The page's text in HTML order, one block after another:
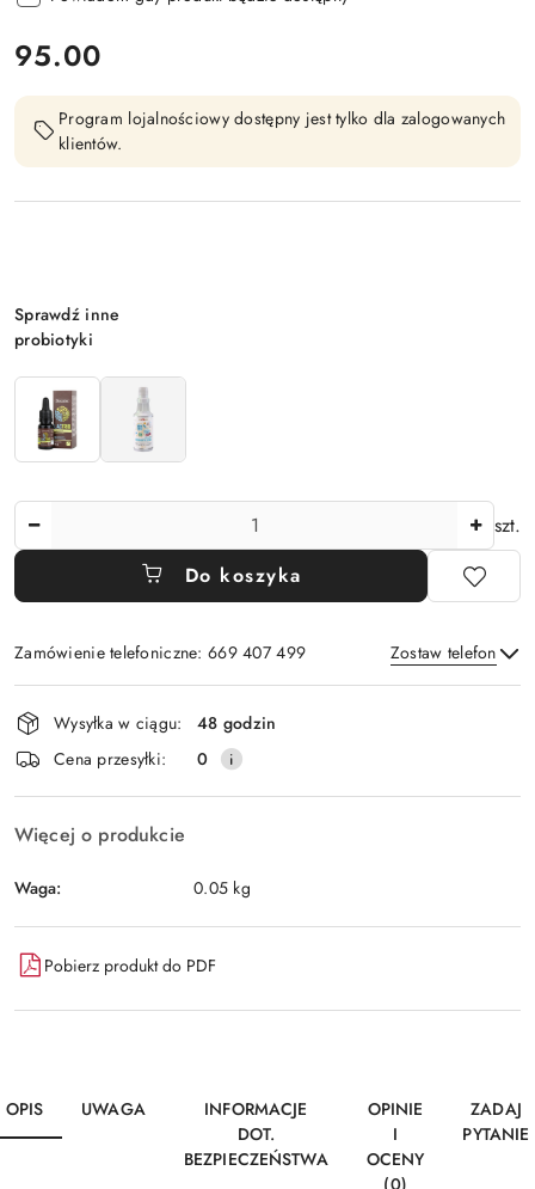
cena:
95.00
Program lojalnościowy dostępny jest tylko dla zalogowanych
klientów.
Wariant
Sprawdź inne
probiotyki
szt.
Do koszyka
Zamówienie telefoniczne: 669 407 499 Zostaw telefon
Wyślij
Dostępność
i
dostawa
Wysyłka w ciągu:
48 godzin
Cena przesyłki:
0
Więcej o produkcie
Waga: 0.05 kg
Pobierz produkt do PDF
OPIS UWAGA
INFORMACJE
DOT.
BEZPIECZEŃSTWA
OPINIE
I
OCENY
(0)
ZADAJ
PYTANIE